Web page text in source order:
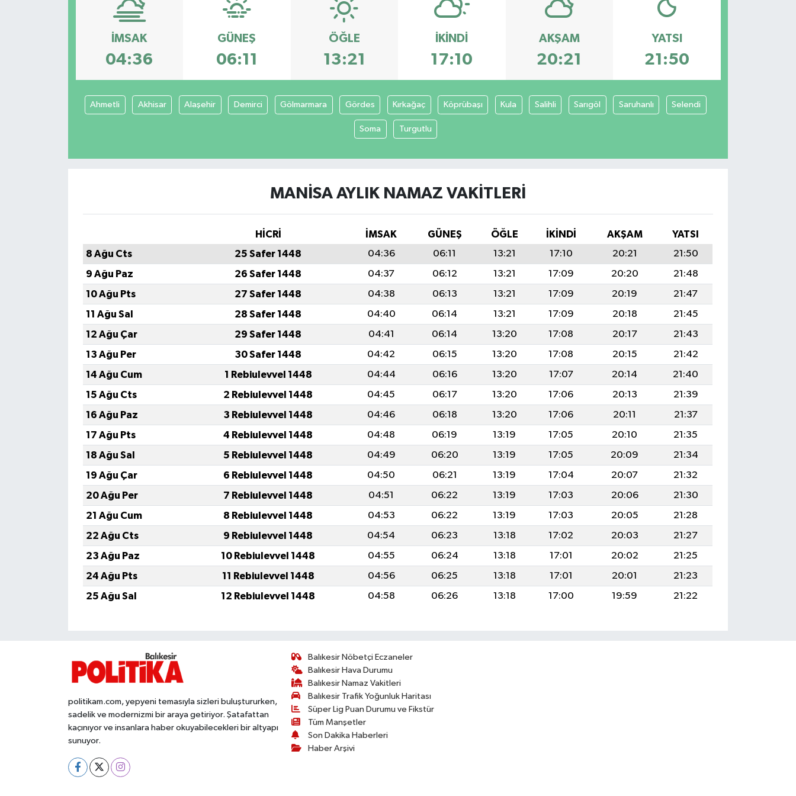
İMSAK
04:36
GÜNEŞ
06:11
ÖĞLE
13:21
İKINDI
17:10
AKŞAM
20:21
YATSI
21:50
Ahmetli Akhisar Alaşehir Demirci Gölmarmara Gördes Kırkağaç Köprübaşı Kula Salihli Sarıgöl Saruhanlı Selendi
Soma Turgutlu
MANISA AYLIK NAMAZ VAKITLERI
HİCRİ İMSAK GÜNEŞ ÖĞLE İKINDI AKŞAM
YATSI
8 Ağu Cts
25 Safer 1448 04:36 06:11 13:21 17:10 20:21
21:50
9 Ağu Paz
26 Safer 1448 04:37 06:12 13:21 17:09 20:20
21:48
10 Ağu Pts
27 Safer 1448 04:38 06:13 13:21 17:09 20:19
21:47
11 Ağu Sal
28 Safer 1448 04:40 06:14 13:21 17:09 20:18
21:45
12 Ağu Çar
29 Safer 1448 04:41 06:14 13:20 17:08 20:17
21:43
13 Ağu Per
30 Safer 1448 04:42 06:15 13:20 17:08 20:15
21:42
14 Ağu Cum
1 Rebiulevvel 1448 04:44 06:16 13:20 17:07 20:14
21:40
15 Ağu Cts
2 Rebiulevvel 1448 04:45 06:17 13:20 17:06 20:13
21:39
16 Ağu Paz
3 Rebiulevvel 1448 04:46 06:18 13:20 17:06 20:11
21:37
17 Ağu Pts
4 Rebiulevvel 1448 04:48 06:19 13:19 17:05 20:10
21:35
18 Ağu Sal
5 Rebiulevvel 1448 04:49 06:20 13:19 17:05 20:09
21:34
19 Ağu Çar
6 Rebiulevvel 1448 04:50 06:21 13:19 17:04 20:07
21:32
20 Ağu Per
7 Rebiulevvel 1448 04:51 06:22 13:19 17:03 20:06
21:30
21 Ağu Cum
8 Rebiulevvel 1448 04:53 06:22 13:19 17:03 20:05
21:28
22 Ağu Cts
9 Rebiulevvel 1448 04:54 06:23 13:18 17:02 20:03
21:27
23 Ağu Paz
10 Rebiulevvel 1448 04:55 06:24 13:18 17:01 20:02
21:25
24 Ağu Pts
11 Rebiulevvel 1448 04:56 06:25 13:18 17:01 20:01
21:23
25 Ağu Sal
12 Rebiulevvel 1448 04:58 06:26 13:18 17:00 19:59 21:22
politikam.com, yepyeni temasıyla sizleri buluştururken,
sadelik ve modernizmi bir araya getiriyor. Şatafattan
kaçınıyor ve insanlara haber okuyabilecekleri bir altyapı
sunuyor.
Balıkesir Nöbetçi Eczaneler
Balıkesir Hava Durumu
Balıkesir Namaz Vakitleri
Balıkesir Trafik Yoğunluk Haritası
Süper Lig Puan Durumu ve Fikstür
Tüm Manşetler
Son Dakika Haberleri
Haber Arşivi
KENT GÜNDEMİ
KÜLTÜR-SANAT
OTOMOTİV
Resmi İlanlar
SİYASET
Sındırgı
SÜRMANŞET